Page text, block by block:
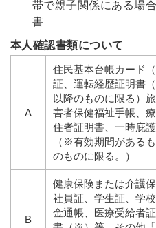
帯で親子関係にある場
書
本人確認書類について
A
住民基本台帳カード
証、運転経歴証明書
以降のものに限る）
害者保健福祉手帳、
住者証明書、一時庇
（※有効期間がある
のものに限る。）
B
健康保険または介護
社員証、学生証、学
金通帳、医療受給者